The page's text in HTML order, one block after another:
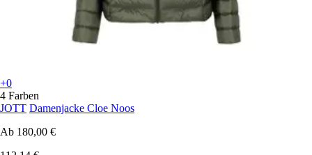
+0
4 Farben
JOTT Damenjacke Cloe Noos
Ab 180,00 €